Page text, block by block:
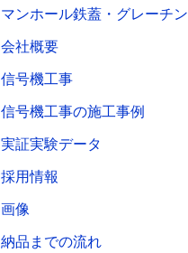
マンホール鉄蓋・グレーチ
会社概要
信号機工事
信号機工事の施工事例
実証実験データ
採用情報
画像
納品までの流れ